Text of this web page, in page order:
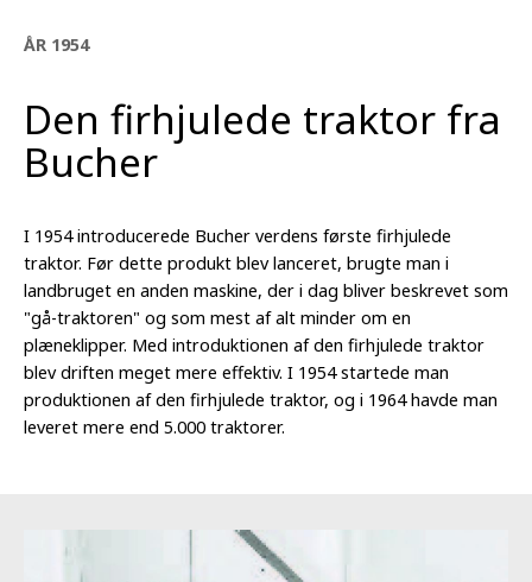
ÅR 1954
Den firhjulede traktor fra
Bucher
I 1954 introducerede Bucher verdens første firhjulede
traktor. Før dette produkt blev lanceret, brugte man i
landbruget en anden maskine, der i dag bliver beskrevet som
"gå-traktoren" og som mest af alt minder om en
plæneklipper. Med introduktionen af den firhjulede traktor
blev driften meget mere effektiv. I 1954 startede man
produktionen af den firhjulede traktor, og i 1964 havde man
leveret mere end 5.000 traktorer.